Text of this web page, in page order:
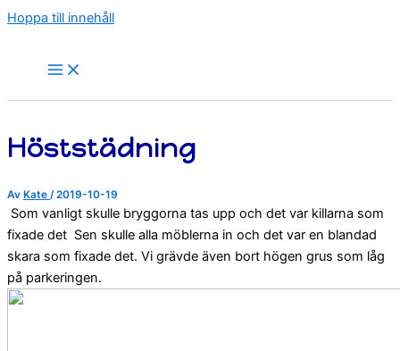
Hoppa till innehåll
Höststädning
Av Kate /2019-10-19
Som vanligt skulle bryggorna tas upp och det var killarna som
fixade det Sen skulle alla möblerna in och det var en blandad
skara som fixade det. Vi grävde även bort högen grus som låg
på parkeringen.